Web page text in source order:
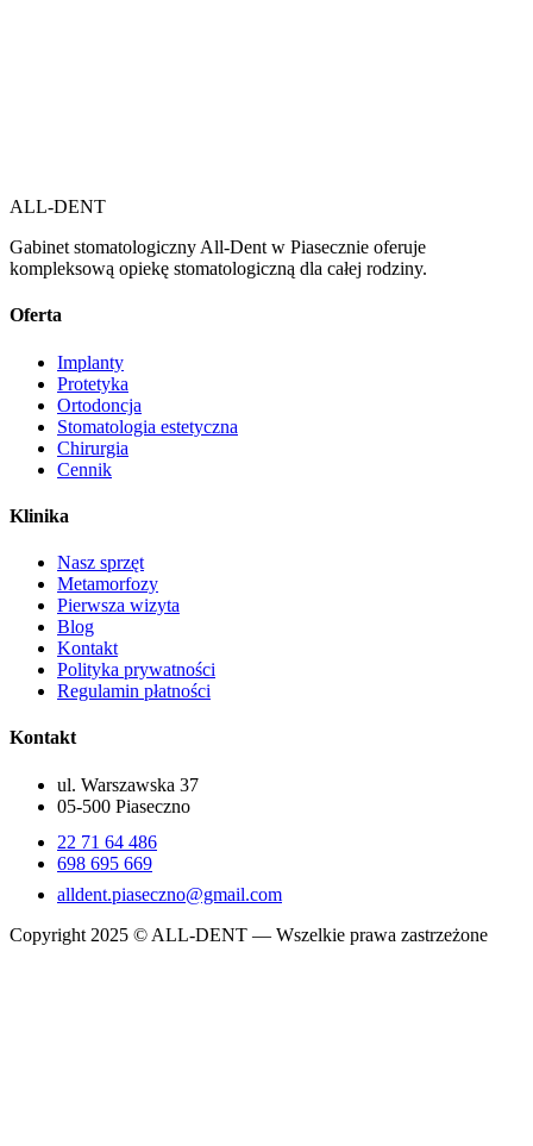
ALL-DENT
Gabinet stomatologiczny All-Dent w Piasecznie oferuje
kompleksową opiekę stomatologiczną dla całej rodziny.
Oferta
Implanty
Protetyka
Ortodoncja
Stomatologia estetyczna
Chirurgia
Cennik
Klinika
Nasz sprzęt
Metamorfozy
Pierwsza wizyta
Blog
Kontakt
Polityka prywatności
Regulamin płatności
Kontakt
ul. Warszawska 37
05-500 Piaseczno
22 71 64 486
698 695 669
alldent.piaseczno@gmail.com
Copyright 2025 © ALL-DENT — Wszelkie prawa zastrzeżone